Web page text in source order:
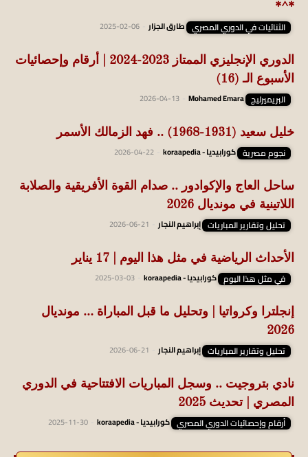
*^*
الثنائيات في الدوري المصري طارق الجزار 2025-02-06
الدوري الإنجليزي الممتاز 2023-2024 | أرقام وإحصائيات
الأسبوع الـ (16)
البريميرليج Mohamed Emara
2026-04-13
خليل سعيد (1931-1968) .. فهد الزمالك الأسمر
نجوم مصرية كورابيديا - koraapedia 2026-04-22
ساحل العاج والإكوادور .. صدام القوة الأفريقية والصلابة
اللاتينية في مونديال 2026
تحليل وتقارير المباريات إبراهيم النجار 2026-06-21
الأحداث الرياضية في مثل هذا اليوم | 17 يناير
في مثل هذا اليوم كورابيديا - koraapedia 2025-03-03
إنجلترا وكرواتيا | وتحليل ما قبل المباراة … مونديال
2026
تحليل وتقارير المباريات إبراهيم النجار 2026-06-21
نادي بتروجيت .. وسجل المباريات الافتتاحية في الدوري
المصري | تحديث 2025
أرقام وإحصائيات الدوري المصري كورابيديا - koraapedia 2025-11-30